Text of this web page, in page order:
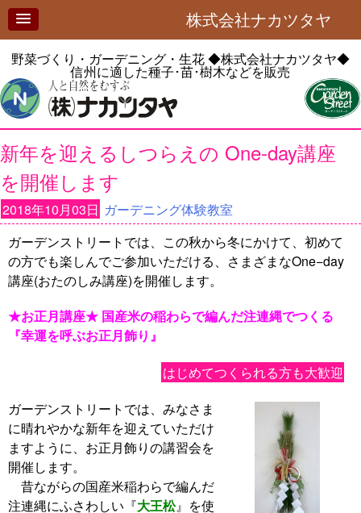
株式会社ナカツタヤ
野菜づくり・ガーデニング・生花◆株式会社ナカツタヤ◆
信州に適した種子･苗･樹木などを販売
新年を迎えるしつらえの One-day講座
を開催します
2018年10月03日 ガーデニング体験教室
ガーデンストリートでは、この秋から冬にかけて、初めて
の方でも楽しんでご参加いただける、さまざまなOne−day
講座(おたのしみ講座)を開催します。
★お正月講座★ 国産米の稲わらで編んだ注連縄でつくる
『幸運を呼ぶお正月飾り』
はじめてつくられる方も大歓迎
ガーデンストリートでは、みなさま
に晴れやかな新年を迎えていただけ
ますように、お正月飾りの講習会を
開催します。
昔ながらの国産米稲わらで編んだ
注連縄にふさわしい『大王松』を使